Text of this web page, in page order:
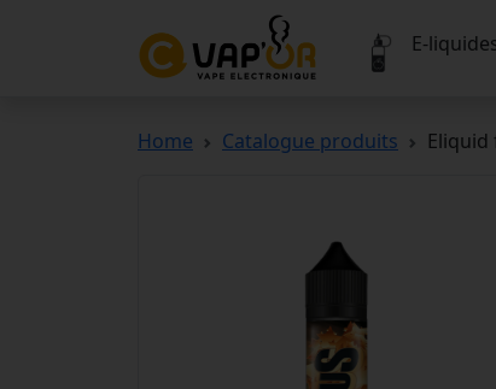
E-
Home Catalogue produits Eliquid